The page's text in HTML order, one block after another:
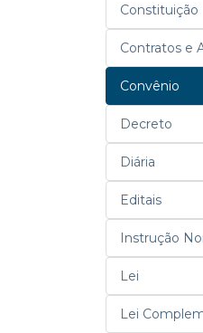
Constituição
Contratos e
Convênio
Decreto
Diária
Editais
Instrução
Lei
Lei